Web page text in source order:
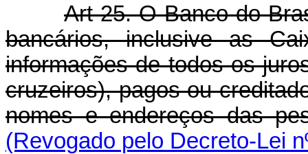
Art 25. O Banco do
bancários, inclusive as
informações de todos os
cruzeiros), pagos ou
nomes e endereços das
(Revogado pelo Decreto-Lei